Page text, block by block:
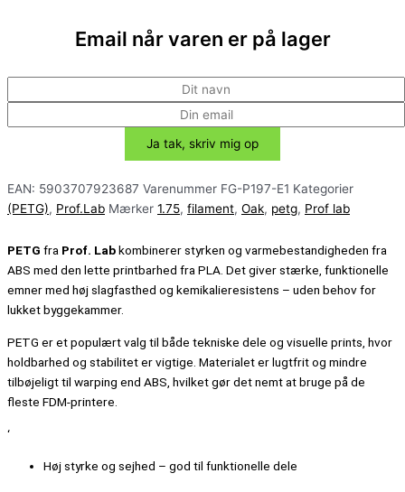
Email når varen er på lager
EAN: 5903707923687 Varenummer FG-P197-E1 Kategorier
(PETG), Prof.Lab Mærker 1.75, filament, Oak, petg, Prof lab
PETG fra Prof. Labkombinerer styrken og varmebestandigheden fra
ABS med den lette printbarhed fra PLA. Det giver stærke, funktionelle
emner med høj slagfasthed og kemikalieresistens – uden behov for
lukket byggekammer.
PETG er et populært valg til både tekniske dele og visuelle prints, hvor
holdbarhed og stabilitet er vigtige. Materialet er lugtfrit og mindre
tilbøjeligt til warping end ABS, hvilket gør det nemt at bruge på de
fleste FDM-printere.
‘
Høj styrke og sejhed – god til funktionelle dele